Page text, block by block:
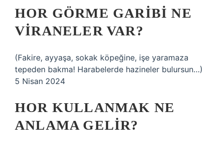
HOR GÖRME GARIBI NE
VIRANELER VAR?
(Fakire, ayyaşa, sokak köpeğine, işe yaramaza
tepeden bakma! Harabelerde hazineler bulursun…)
5 Nisan 2024
HOR KULLANMAK NE
ANLAMA GELIR?